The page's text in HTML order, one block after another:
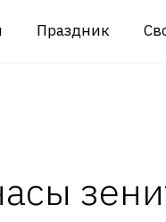
Праздник